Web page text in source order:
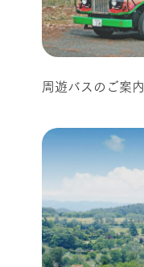
周遊バスのご案内